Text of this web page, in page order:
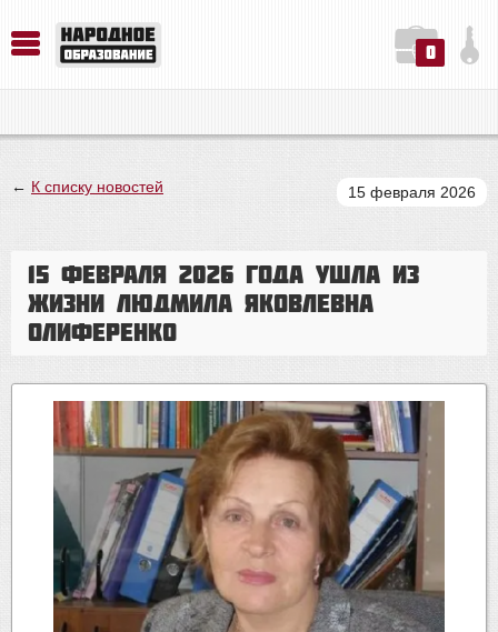
0
← К списку новостей 15 февраля 2026
15 февраля 2026 года ушла из
жизни Людмила Яковлевна
Олиференко